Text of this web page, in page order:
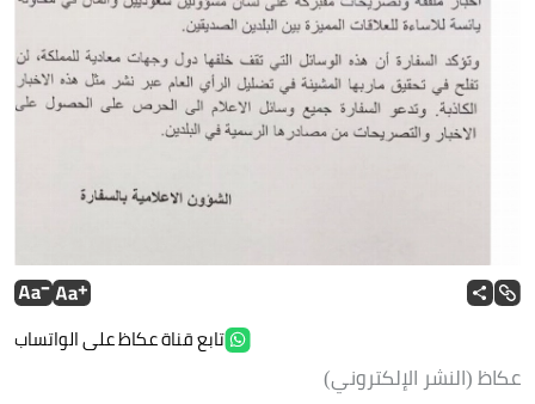
تابع قناة عكاظ على الواتساب
عكاظ (النشر الإلكتروني)